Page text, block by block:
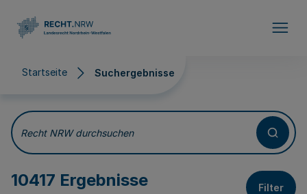
Startseite Suchergebnisse
Suchergebnisse
Recht NRW durchsuchen
10417 Ergebnisse Filter